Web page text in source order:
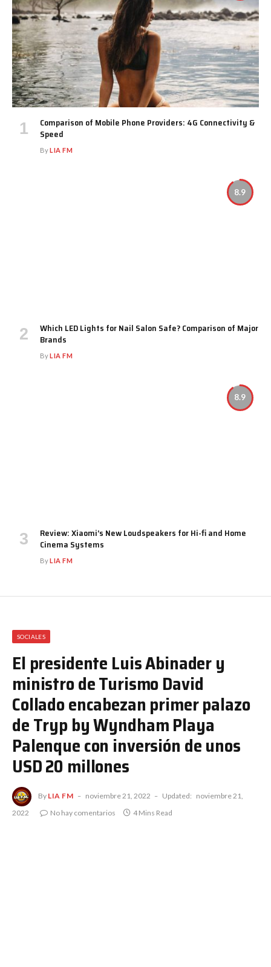
Comparison of Mobile Phone Providers: 4G Connectivity &
Speed
ByLIA FM
8.9
Which LED Lights for Nail Salon Safe? Comparison of Major
Brands
ByLIA FM
8.9
Review: Xiaomi’s New Loudspeakers for Hi-fi and Home
Cinema Systems
ByLIA FM
SOCIALES
El presidente Luis Abinader y
ministro de Turismo David
Collado encabezan primer palazo
de Tryp by Wyndham Playa
Palenque con inversión de unos
USD 20 millones
By LIA FM noviembre 21, 2022 Updated: noviembre 21,
2022
No hay comentarios 4 Mins Read